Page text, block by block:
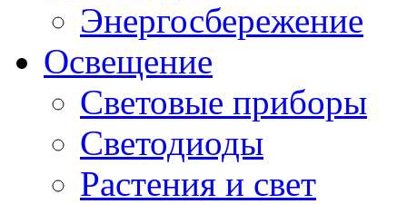
Энергосбережение
Освещение
Световые приборы
Светодиоды
Растения и свет